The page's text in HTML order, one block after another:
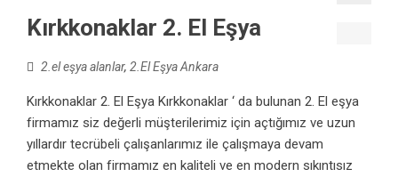
Kırkkonaklar 2. El Eşya
2.el eşya alanlar, 2.El Eşya Ankara
Kırkkonaklar 2. El Eşya Kırkkonaklar ‘ da bulunan 2. El eşya
firmamız siz değerli müşterilerimiz için açtığımız ve uzun
yıllardır tecrübeli çalışanlarımız ile çalışmaya devam
etmekte olan firmamız en kaliteli ve en modern sıkıntısız